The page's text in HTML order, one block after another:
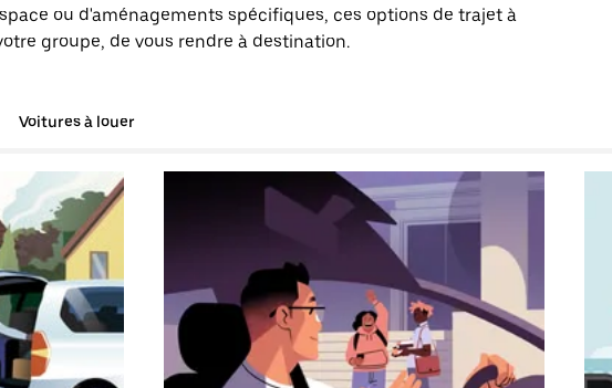
ou d'aménagements spécifiques, ces options de trajet à
groupe, de vous rendre à destination.
Voitures à louer